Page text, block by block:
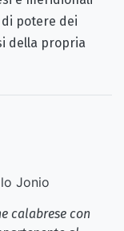
potere dei
della propria
Jonio
calabrese con